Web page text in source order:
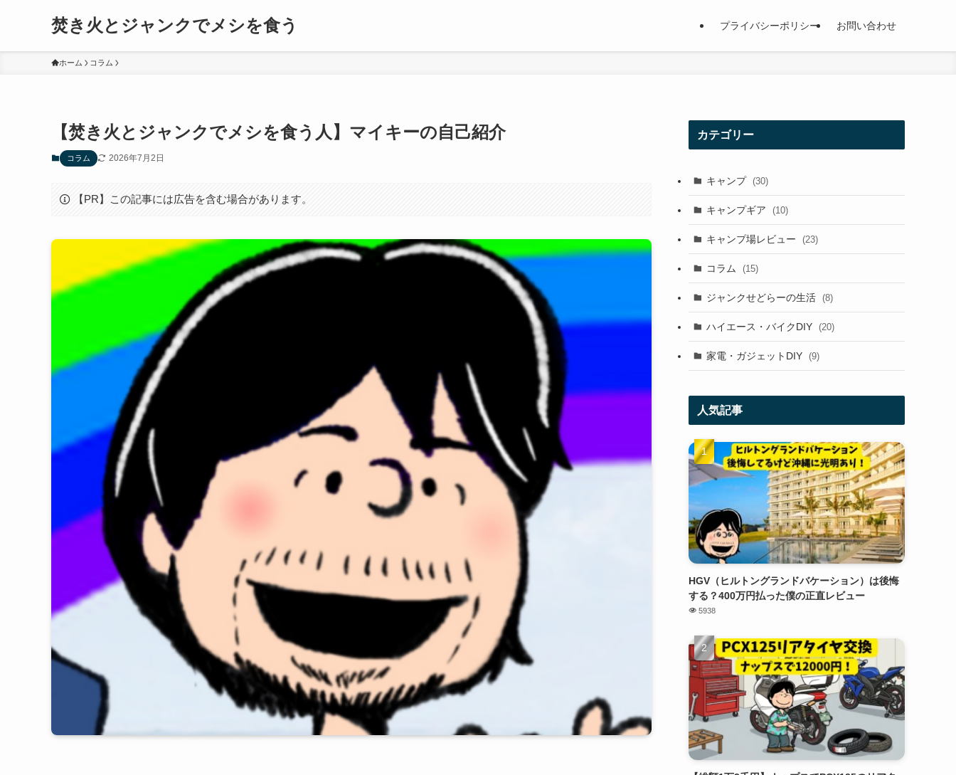
焚き火とジャンクでメシを食う プライバシーポリシー お問い合わせ
ホーム コラム
【焚き火とジャンクでメシを食う人】マイキーの自己紹介
コラム 2026年7月2日
【PR】この記事には広告を含む場合があります。
カテゴリー
キャンプ (30)
キャンプギア (10)
キャンプ場レビュー (23)
コラム (15)
ジャンクせどらーの生活 (8)
ハイエース・バイクDIY (20)
家電・ガジェットDIY (9)
人気記事
HGV（ヒルトングランドバケーション）は後悔
する？400万円払った僕の正直レビュー
5938